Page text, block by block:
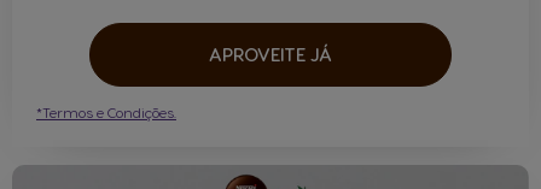
APROVEITE JÁ
*Termos e Condições.